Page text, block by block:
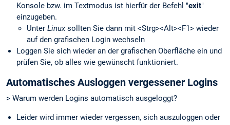
Konsole bzw. im Textmodus ist hierfür der Befehl "exit"
einzugeben.
Unter Linuxsollten Sie dann mit <Strg><Alt><F1> wieder
auf den grafischen Login wechseln
Loggen Sie sich wieder an der grafischen Oberfläche ein und
prüfen Sie, ob alles wie gewünscht funktioniert.
Automatisches Ausloggen vergessener Logins
> Warum werden Logins automatisch ausgeloggt?
Leider wird immer wieder vergessen, sich auszuloggen oder